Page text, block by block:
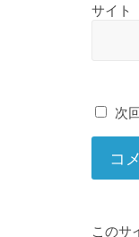
サイト
次
このサ